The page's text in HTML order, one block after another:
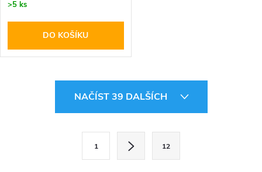
>5 ks
DO KOŠÍKU
NAČÍST 39 DALŠÍCH
1 12